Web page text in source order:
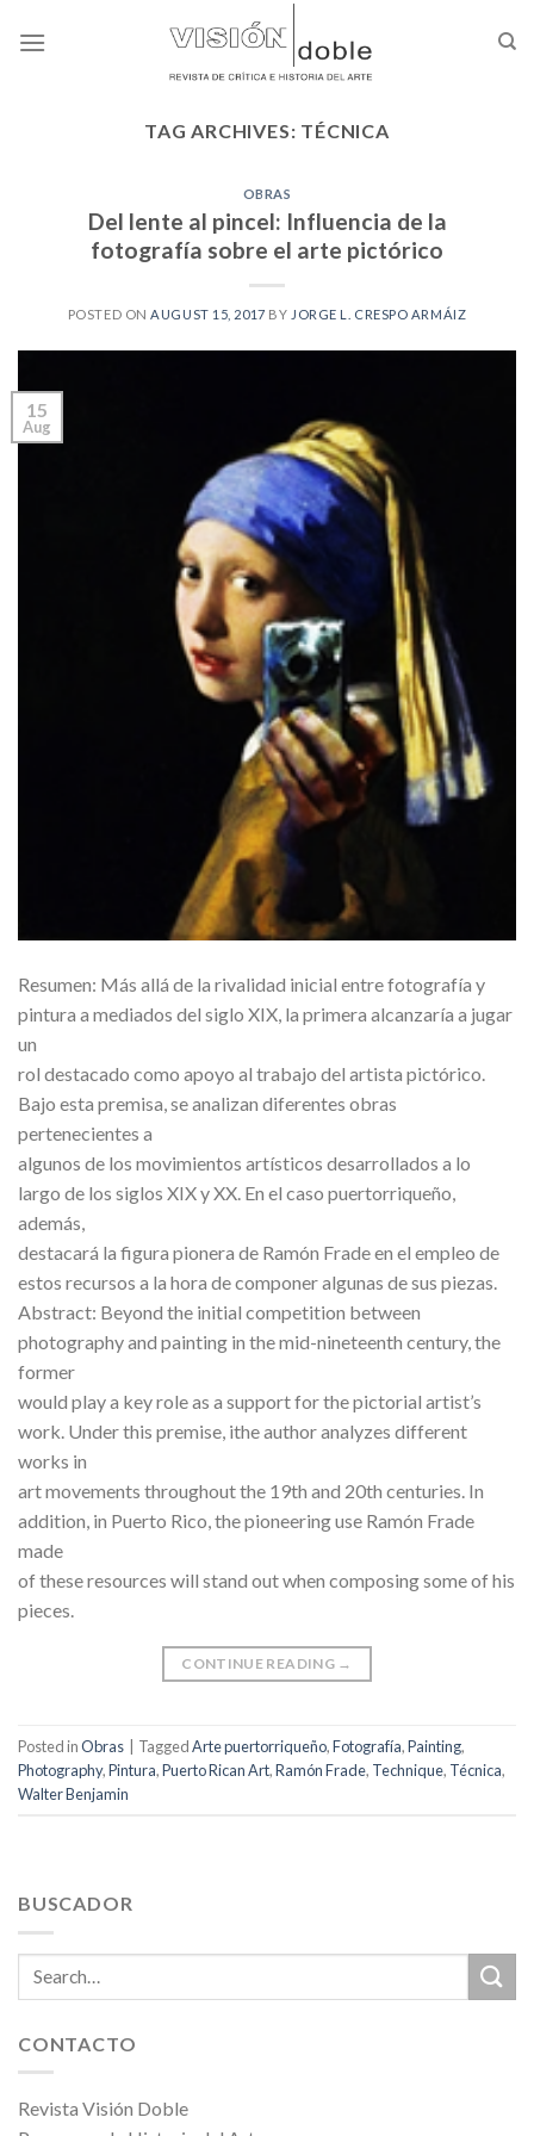
TAG ARCHIVES: TÉCNICA
OBRAS
Del lente al pincel: Influencia de la
fotografía sobre el arte pictórico
POSTED ON AUGUST 15, 2017 BY JORGE L. CRESPO ARMÁIZ
15
Aug
Resumen: Más allá de la rivalidad inicial entre fotografía y
pintura a mediados del siglo XIX, la primera alcanzaría a jugar
un
rol destacado como apoyo al trabajo del artista pictórico.
Bajo esta premisa, se analizan diferentes obras
pertenecientes a
algunos de los movimientos artísticos desarrollados a lo
largo de los siglos XIX y XX. En el caso puertorriqueño,
además,
destacará la figura pionera de Ramón Frade en el empleo de
estos recursos a la hora de componer algunas de sus piezas.
Abstract: Beyond the initial competition between
photography and painting in the mid-nineteenth century, the
former
would play a key role as a support for the pictorial artist’s
work. Under this premise, ithe author analyzes different
works in
art movements throughout the 19th and 20th centuries. In
addition, in Puerto Rico, the pioneering use Ramón Frade
made
of these resources will stand out when composing some of his
pieces.
CONTINUE READING →
Posted inObras TaggedArte puertorriqueño,Fotografía,Painting,
Photography,Pintura,Puerto Rican Art,Ramón Frade, Technique, Técnica,
Walter Benjamin
BUSCADOR
CONTACTO
Revista Visión Doble